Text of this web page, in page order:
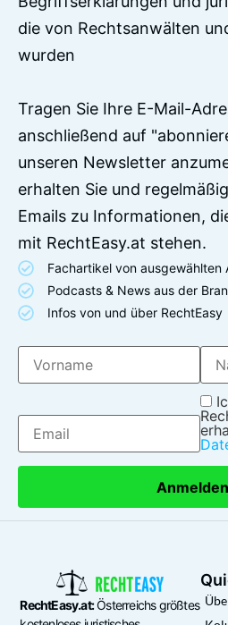
die von Rechtsanwälten
wurden
Tragen Sie Ihre E-Mail-
anschließend auf
unseren Newsletter
erhalten Sie und
Emails zu Informationen,
mit RechtEasy.at stehen.
Fachartikel von ausgewählten
Podcasts & News aus der
Infos von und über RechtEasy
Anmelden
RechtEasy.at:Österreichs größtes